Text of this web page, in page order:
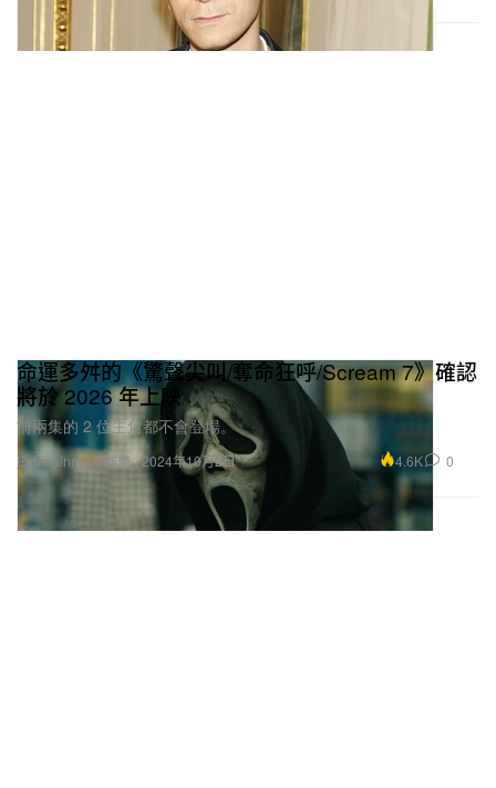
Entertainment 娛樂
命運多舛的《驚聲尖叫/奪命狂呼/Scream 7》確認
將於 2026 年上映
前兩集的 2 位主角都不會登場。
2024年10月2日 4.6K 0